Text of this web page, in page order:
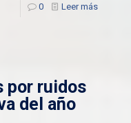
0 Leer más
por ruidos
del año